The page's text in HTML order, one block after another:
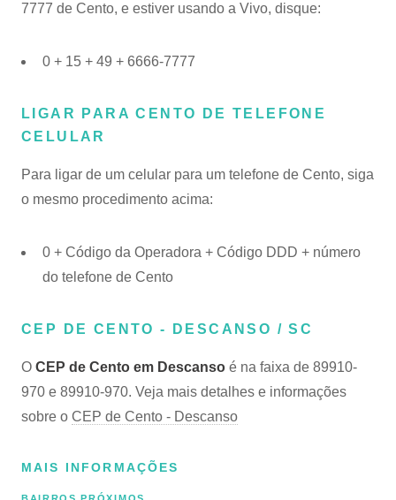
7777 de Cento, e estiver usando a Vivo, disque:
0 + 15 + 49 + 6666-7777
LIGAR PARA CENTO DE TELEFONE
CELULAR
Para ligar de um celular para um telefone de Cento, siga
o mesmo procedimento acima:
0 + Código da Operadora + Código DDD + número
do telefone de Cento
CEP DE CENTO - DESCANSO / SC
O CEP de Cento em Descanso é na faixa de 89910-
970 e 89910-970. Veja mais detalhes e informações
sobre o CEP de Cento - Descanso
MAIS INFORMAÇÕES